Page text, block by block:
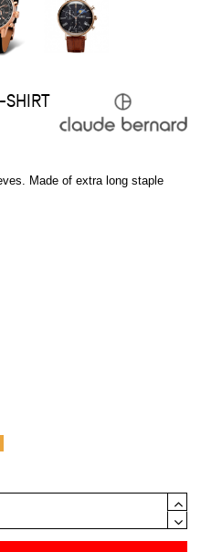
SHIRT
Made of extra long staple